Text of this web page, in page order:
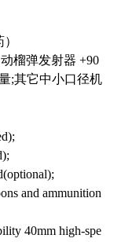
榴弹发射器 +90
;其它中小口径机
and ammunition
40mm high-spe